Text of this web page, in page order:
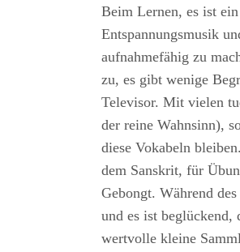
Beim Lernen, es ist
Entspannungsmusik
aufnahmefähig zu
zu, es gibt wenige
Televisor. Mit vielen
der reine Wahnsinn),
diese Vokabeln
dem Sanskrit, für
Gebongt. Während
und es ist beglückend,
wertvolle kleine